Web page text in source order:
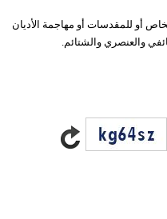
أو للمقدسات أو مهاجمة الأديان
والعنصري والشتائم.